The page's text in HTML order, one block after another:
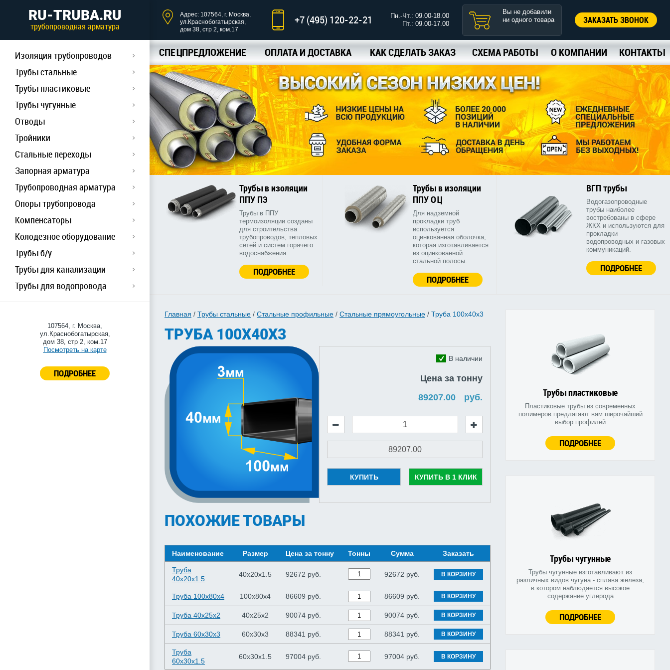
RU-TRUBA.RU
трубопроводная арматура
Изоляция трубопроводов
Трубы стальные
Трубы пластиковые
Трубы чугунные
Отводы
Тройники
Стальные переходы
Запорная арматура
Трубопроводная арматура
Опоры трубопровода
Компенсаторы
Колодезное оборудование
Трубы б/у
Трубы для канализации
Трубы для водопровода
107564, г. Москва,
ул.Краснобогатырская,
дом 38, стр 2, ком.17
Посмотреть на карте
ПОДРОБНЕЕ
Адрес: 107564, г. Москва,
ул.Краснобогатырская,
дом 38, стр 2, ком.17
+7 (495) 120-22-21
Пн.-Чт.: 09.00-18.00
Пт.: 09.00-17.00
Вы не добавили
ни одного товара
ЗАКАЗАТЬ ЗВОНОК
СПЕЦПРЕДЛОЖЕНИЕ ОПЛАТА И ДОСТАВКА КАК СДЕЛАТЬ ЗАКАЗ СХЕМА РАБОТЫ О КОМПАНИИ КОНТАКТЫ
Трубы в изоляции
ППУ ПЭ
Трубы в ППУ
термоизоляции созданы
для строительства
трубопроводов, тепловых
сетей и систем горячего
водоснабжения.
ПОДРОБНЕЕ
Трубы в изоляции
ППУ ОЦ
Для надземной
прокладки труб
используется
оцинкованная оболочка,
которая изготавливается
из оцинкованной
стальной полосы.
ПОДРОБНЕЕ
ВГП трубы
Водогазопроводные
трубы наиболее
востребованы в сфере
ЖКХ и используются для
прокладки
водопроводных и газовых
коммуникаций.
ПОДРОБНЕЕ
Трубы пластиковые
Пластиковые трубы из современных
полимеров предлагают вам широчайший
выбор профилей
ПОДРОБНЕЕ
Трубы чугунные
Трубы чугунные изготавливают из
различных видов чугуна - сплава железа,
в котором наблюдается высокое
содержание углерода
ПОДРОБНЕЕ
Главная / Трубы стальные / Стальные профильные / Стальные прямоугольные / Труба 100х40х3
ТРУБА 100Х40Х3
В наличии
Цена за тонну
руб.
КУПИТЬ КУПИТЬ В 1 КЛИК
ПОХОЖИЕ ТОВАРЫ
Наименование Размер Цена за тонну Тонны Сумма Заказать
Труба
40х20х1.5
40х20х1.5 92672 руб. 92672 руб. В КОРЗИНУ
Труба 100х80х4 100х80х4 86609 руб. 86609 руб. В КОРЗИНУ
Труба 40х25х2 40х25х2 90074 руб. 90074 руб. В КОРЗИНУ
Труба 60х30х3 60х30х3 88341 руб. 88341 руб. В КОРЗИНУ
Труба
60х30х1.5
60х30х1.5 97004 руб. 97004 руб. В КОРЗИНУ